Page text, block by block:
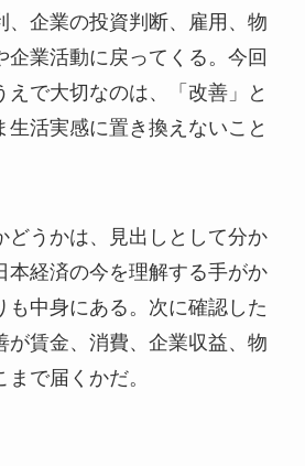
、企業の投資判断、雇用、物
企業活動に戻ってくる。今回
えで大切なのは、「改善」と
生活実感に置き換えないこと
どうかは、見出しとして分か
本経済の今を理解する手がか
も中身にある。次に確認した
が賃金、消費、企業収益、物
で届くかだ。